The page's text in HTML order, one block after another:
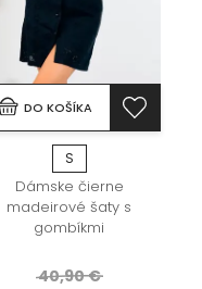
DO KOŠÍKA
S
Dámske čierne
madeirové šaty s
gombíkmi
40,90 €